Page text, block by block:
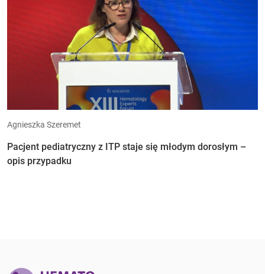
Agnieszka Szeremet
Pacjent pediatryczny z ITP staje się młodym dorosłym –
opis przypadku